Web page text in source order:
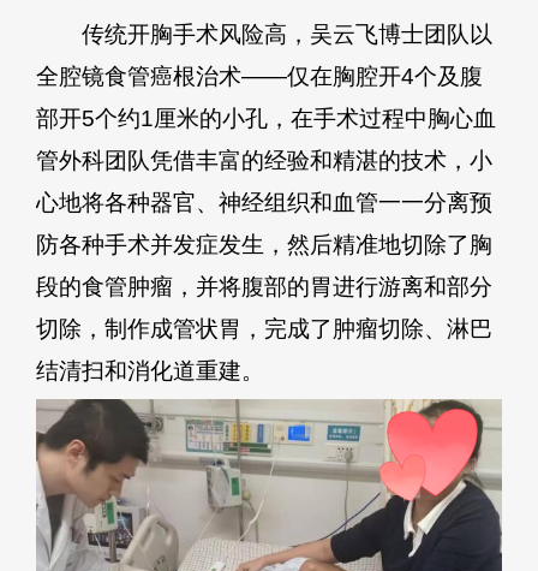
传统开胸手术风险高，吴云飞博士团队以
全腔镜食管癌根治术——仅在胸腔开4个及腹
部开5个约1厘米的小孔，在手术过程中胸心血
管外科团队凭借丰富的经验和精湛的技术，小
心地将各种器官、神经组织和血管一一分离预
防各种手术并发症发生，然后精准地切除了胸
段的食管肿瘤，并将腹部的胃进行游离和部分
切除，制作成管状胃，完成了肿瘤切除、淋巴
结清扫和消化道重建。